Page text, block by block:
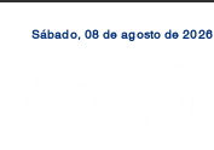
Sábado, 08 de agosto de 2026